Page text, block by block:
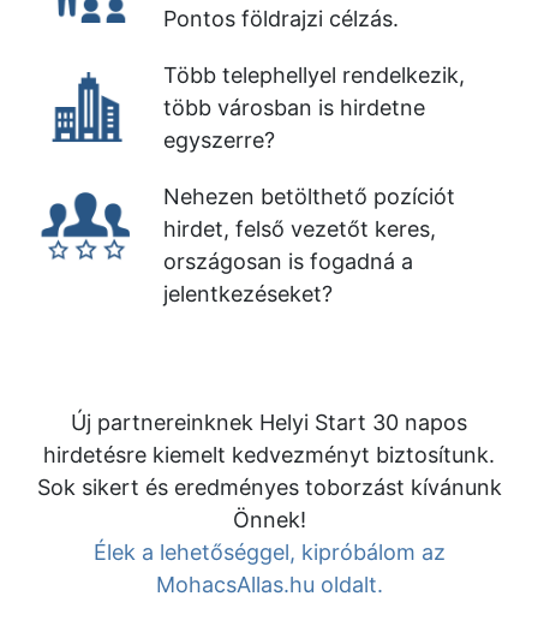
Pontos földrajzi célzás.
Több telephellyel rendelkezik,
több városban is hirdetne
egyszerre?
Nehezen betölthető pozíciót
hirdet, felső vezetőt keres,
országosan is fogadná a
jelentkezéseket?
Új partnereinknek Helyi Start 30 napos
hirdetésre kiemelt kedvezményt biztosítunk.
Sok sikert és eredményes toborzást kívánunk
Önnek!
Élek a lehetőséggel, kipróbálom az
MohacsAllas.hu oldalt.